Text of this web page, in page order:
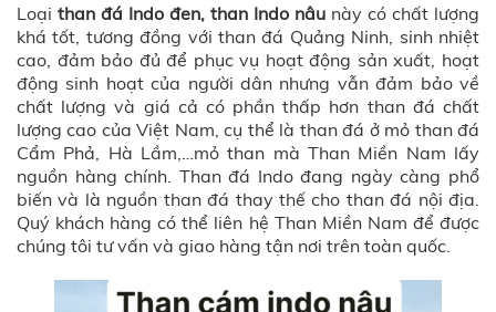
Loại than đá Indo đen, than Indo nâu này có chất lượng
khá tốt, tương đồng với than đá Quảng Ninh, sinh nhiệt
cao, đảm bảo đủ để phục vụ hoạt động sản xuất, hoạt
động sinh hoạt của người dân nhưng vẫn đảm bảo về
chất lượng và giá cả có phần thấp hơn than đá chất
lượng cao của Việt Nam, cụ thể là than đá ở mỏ than đá
Cẩm Phả, Hà Lầm,…mỏ than mà Than Miền Nam lấy
nguồn hàng chính. Than đá Indo đang ngày càng phổ
biến và là nguồn than đá thay thế cho than đá nội địa.
Quý khách hàng có thể liên hệ Than Miền Nam để được
chúng tôi tư vấn và giao hàng tận nơi trên toàn quốc.